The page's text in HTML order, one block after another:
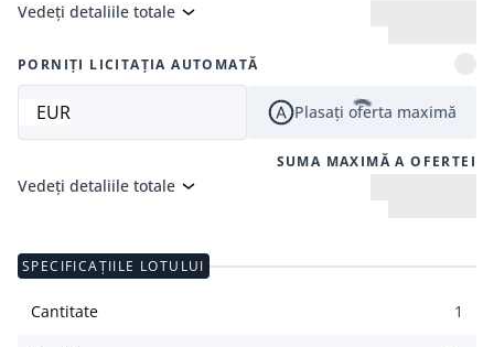
Vedeți detaliile totale
PORNIȚI LICITAȚIA AUTOMATĂ
EUR Plasați oferta maximă
SUMA MAXIMĂ A OFERTEI
Vedeți detaliile totale
SPECIFICAȚIILE LOTULUI
Cantitate 1